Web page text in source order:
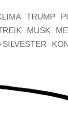
TRUMP
MUSK